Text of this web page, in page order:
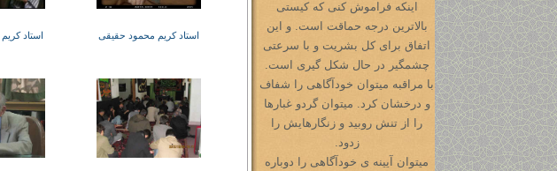
اینکه فراموش کنی که کیستی
بالاترین درجه حماقت است. و این
اتفاق برای کل بشریت و با سرعتی
چشمگیر در حال شکل گیری است.
با مراقبه میتوان خودآگاهی را شفاف
و درخشان کرد. میتوان گردو غبارها
را از تنش روبید و زنگارهایش را
زدود.
میتوان آیینه ی خودآگاهی را دوباره
استاد کریم محمود حقیقی استاد